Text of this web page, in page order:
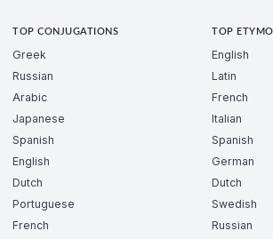
TOP CONJUGATIONS
Greek
Russian
Arabic
Japanese
Spanish
English
Dutch
Portuguese
French
TOP
English
Latin
French
Italian
Spanish
German
Dutch
Swedish
Russian